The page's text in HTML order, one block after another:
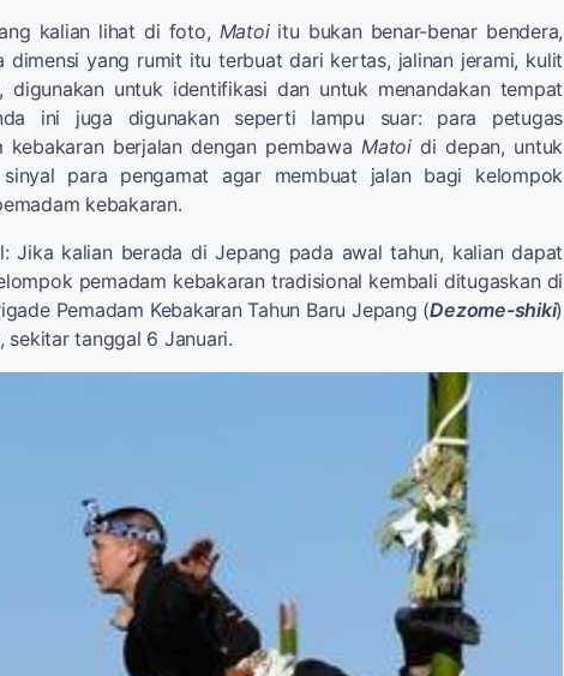
kalian lihat di foto, Matoiitu bukan benar-benar bendera,
dimensi yang rumit itu terbuat dari kertas, jalinan jerami, kulit
digunakan untuk identifikasi dan untuk menandakan tempat
ini juga digunakan seperti lampu suar: para petugas
kebakaran berjalan dengan pembawaMatoidi depan, untuk
sinyal para pengamat agar membuat jalan bagi kelompok
kebakaran.
Jika kalian berada di Jepang pada awal tahun, kalian dapat
pemadam kebakaran tradisional kembali ditugaskan di
Pemadam Kebakaran Tahun Baru Jepang (Dezome-shiki)
sekitar tanggal 6 Januari.